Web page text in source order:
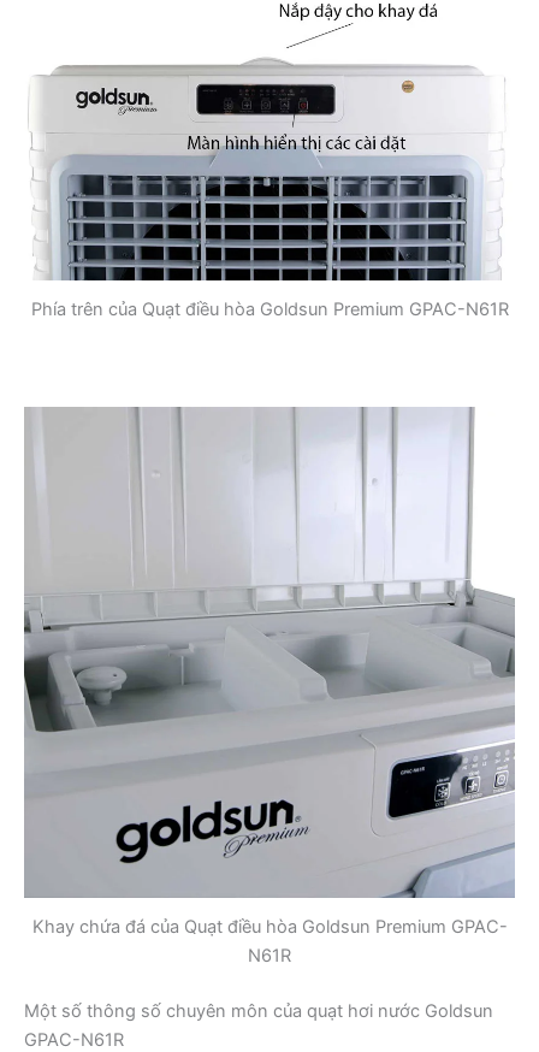
Phía trên của Quạt điều hòa Goldsun Premium GPAC-N61R
Khay chứa đá của Quạt điều hòa Goldsun Premium GPAC-
N61R
Một số thông số chuyên môn của quạt hơi nước Goldsun
GPAC-N61R